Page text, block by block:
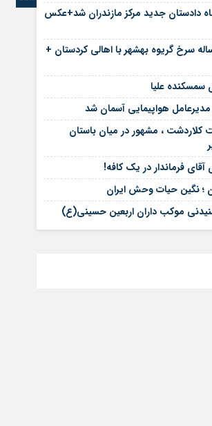
دادستان جدید مرکز مازندران شد+عکس
300 ساله سرخ ‌گریوه بهشهر با اهالی کردستان +
سمسکنده علیا
هواپیمایی آسمان شد
کلاردشت ، مشهور در میان باستان
فرماندار در یک کافه!
؛ نگین حیات وحش ایران
موکب داران اربعین حسینی(ع)